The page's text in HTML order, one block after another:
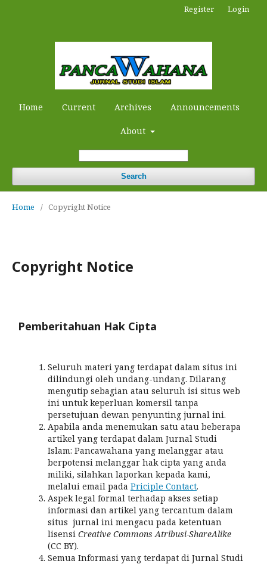
Home Current Archives Announcements
About
Search
Register Login
Home / Copyright Notice
Copyright Notice
Pemberitahuan Hak Cipta
Seluruh materi yang terdapat dalam situs ini
dilindungi oleh undang-undang. Dilarang
mengutip sebagian atau seluruh isi situs web
ini untuk keperluan komersil tanpa
persetujuan dewan penyunting jurnal ini.
Apabila anda menemukan satu atau beberapa
artikel yang terdapat dalam Jurnal Studi
Islam: Pancawahana yang melanggar atau
berpotensi melanggar hak cipta yang anda
miliki, silahkan laporkan kepada kami,
melalui email pada Priciple Contact.
Aspek legal formal terhadap akses setiap
informasi dan artikel yang tercantum dalam
situs jurnal ini mengacu pada ketentuan
lisensi Creative Commons Atribusi-ShareAlike
(CC BY).
Semua Informasi yang terdapat di Jurnal Studi